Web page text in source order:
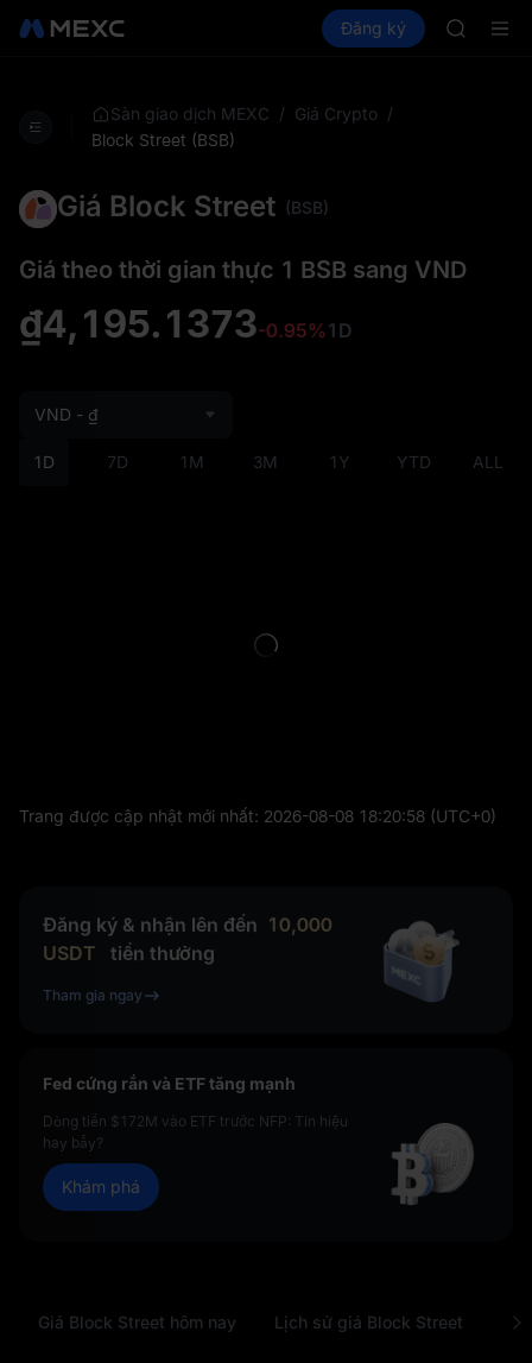
Thị trường Spot Futures SPCX
Đăng ký
SPCX
Sàn giao dịch MEXC / Giá Crypto /
Block Street (BSB)
Giá Block Street (BSB)
Giá theo thời gian thực 1 BSB sang VND
₫4,195.1373-0.95%1D
1D 7D 1M 3M 1Y YTD ALL
VND - ₫
Trang được cập nhật mới nhất: 2026-08-08 18:20:58 (UTC+0)
Đăng ký & nhận lên đến 10,000
USDT
tiền thưởng
Tham gia ngay
Fed cứng rắn và ETF tăng mạnh
Dòng tiền $172M vào ETF trước NFP: Tín hiệu
hay bẫy?
Khám phá
Giá Block Street hôm nay Lịch sử giá Block Street